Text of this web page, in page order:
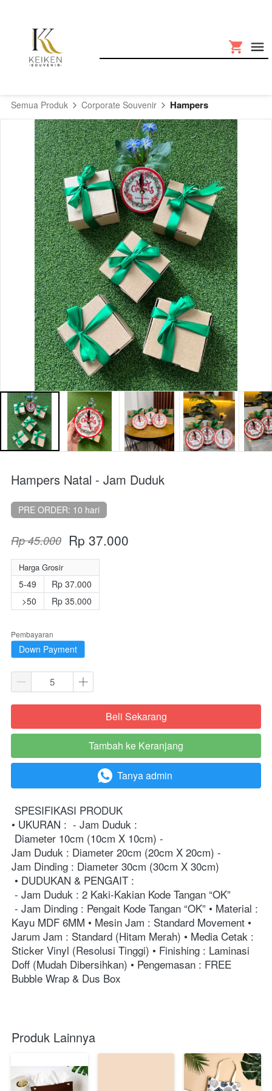
Semua Produk Corporate Souvenir Hampers
Hampers Natal - Jam Duduk
PRE ORDER: 10 hari
Rp 45.000 Rp 37.000
Harga Grosir
5-49
>50
Rp 37.000
Rp 35.000
Pembayaran
Down Payment
`Beli Sekarang
`
Tambah ke Keranjang
` Tanya admin
SPESIFIKASI PRODUK
• UKURAN :  - Jam Duduk :
Diameter 10cm (10cm X 10cm) -
Jam Duduk : Diameter 20cm (20cm X 20cm) -
Jam Dinding : Diameter 30cm (30cm X 30cm)
• DUDUKAN & PENGAIT :
- Jam Duduk : 2 Kaki-Kakian Kode Tangan “OK”
Kayu MDF 6MM • Mesin Jam : Standard Movement •
Jarum Jam : Standard (Hitam Merah) • Media Cetak :
Sticker Vinyl (Resolusi Tinggi) • Finishing : Laminasi
Doff (Mudah Dibersihkan) • Pengemasan : FREE
Bubble Wrap & Dus Box
Produk Lainnya